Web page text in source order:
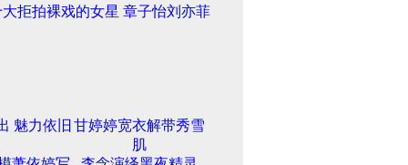
拒拍裸戏的女星 章子怡刘亦菲
魅力依旧 甘婷婷宽衣解带秀雪
肌